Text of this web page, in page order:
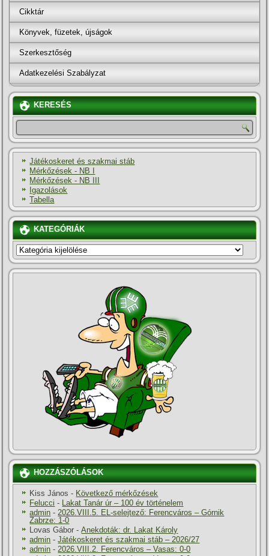
Cikktár
Könyvek, füzetek, újságok
Szerkesztőség
Adatkezelési Szabályzat
KERESÉS
Játékoskeret és szakmai stáb
Mérkőzések - NB I
Mérkőzések - NB III
Igazolások
Tabella
KATEGÓRIÁK
KATEGÓRIÁK
HOZZÁSZÓLÁSOK
Kiss János - Következő mérkőzések
Felucci - Lakat Tanár úr – 100 év történelem
admin -2026.VIII.5. EL-selejtező: Ferencváros – Górnik
Zabrze: 1-0
Lovas Gábor -Anekdoták: dr. Lakat Károly
admin -Játékoskeret és szakmai stáb – 2026/27
admin -2026.VIII.2. Ferencváros – Vasas: 0-0